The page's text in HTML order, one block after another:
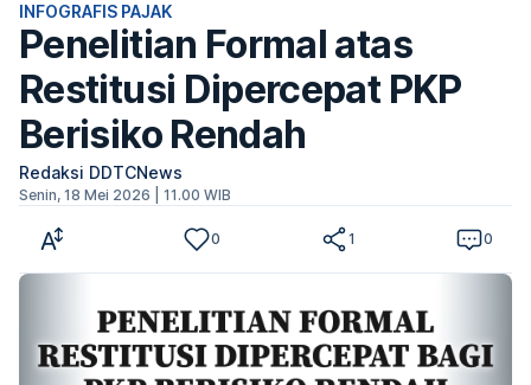
INFOGRAFIS PAJAK
Penelitian Formal atas
Restitusi Dipercepat PKP
Berisiko Rendah
Redaksi DDTCNews
Senin, 18 Mei 2026 | 11.00 WIB
0 1 0